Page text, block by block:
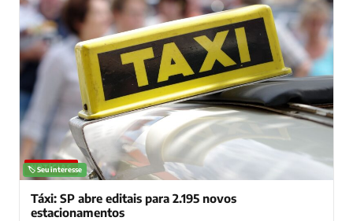
NOTÍCIAS
🏷️ Seu interesse
Táxi: SP abre editais para 2.195 novos
estacionamentos